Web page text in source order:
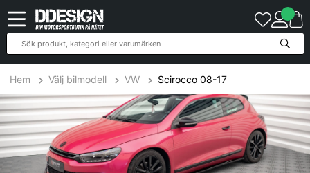
Hem Välj bilmodell VW Scirocco 08-17
246 Produkter